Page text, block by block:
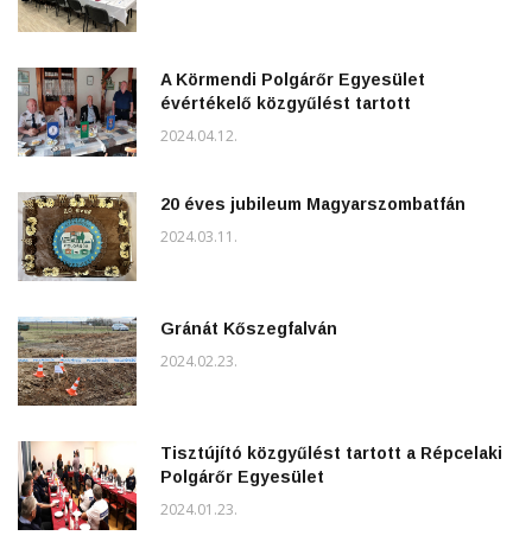
A Körmendi Polgárőr Egyesület
évértékelő közgyűlést tartott
2024.04.12.
20 éves jubileum Magyarszombatfán
2024.03.11.
Gránát Kőszegfalván
2024.02.23.
Tisztújító közgyűlést tartott a Répcelaki
Polgárőr Egyesület
2024.01.23.